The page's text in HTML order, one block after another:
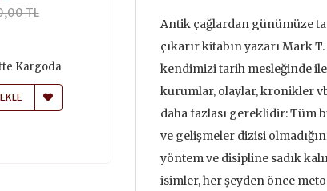
TL
Kargoda 24 Saatte Kargoda
SEPETE EKLE
Antik çağlardan günümüze
çıkarır kitabın yazarı Mark
kendimizi tarih mesleğinde
kurumlar, olaylar, kronikler
daha fazlası gereklidir: Tüm
ve gelişmeler dizisi
yöntem ve disipline sadık
isimler, her şeyden önce